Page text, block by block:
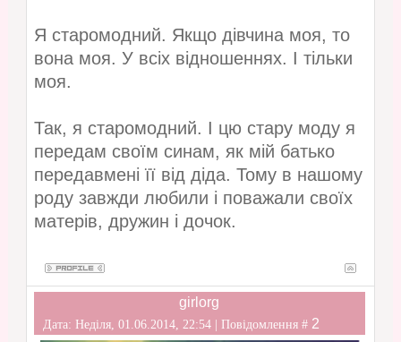
Я старомодний. Якщо дівчина моя, то
вона моя. У всіх відношеннях. І тільки
моя.
Так, я старомодний. І цю стару моду я
передам своїм синам, як мій батько
передавмені її від діда. Тому в нашому
роду завжди любили і поважали своїх
матерів, дружин і дочок.
girlorg
Дата: Неділя, 01.06.2014, 22:54 | Повідомлення # 2